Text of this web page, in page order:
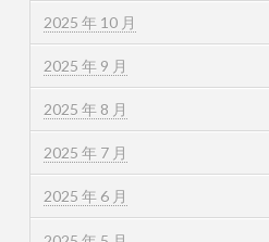
2025 年 10 月
2025 年 9 月
2025 年 8 月
2025 年 7 月
2025 年 6 月